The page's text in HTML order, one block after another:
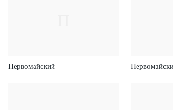
Первомайский